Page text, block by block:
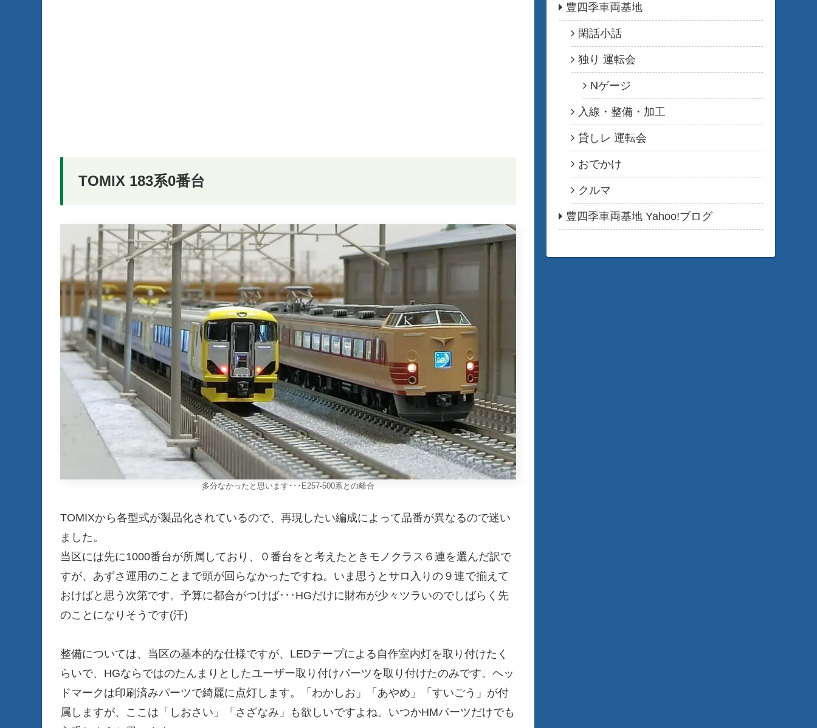
TOMIX 183系0番台
多分なかったと思います･･･E257-500系との離合
TOMIXから各型式が製品化されているので、再現したい編成によって品番が異なるので迷い
ました。
当区には先に1000番台が所属しており、０番台をと考えたときモノクラス６連を選んだ訳で
すが、あずさ運用のことまで頭が回らなかったですね。いま思うとサロ入りの９連で揃えて
おけばと思う次第です。予算に都合がつけば･･･HGだけに財布が少々ツラいのでしばらく先
のことになりそうです(汗)
整備については、当区の基本的な仕様ですが、LEDテープによる自作室内灯を取り付けたく
らいで、HGならではのたんまりとしたユーザー取り付けパーツを取り付けたのみです。ヘッ
ドマークは印刷済みパーツで綺麗に点灯します。「わかしお」「あやめ」「すいごう」が付
属しますが、ここは「しおさい」「さざなみ」も欲しいですよね。いつかHMパーツだけでも
豊四季車両基地
閑話小話
独り 運転会
Nゲージ
入線・整備・加工
貸しレ 運転会
おでかけ
クルマ
豊四季車両基地 Yahoo!ブログ